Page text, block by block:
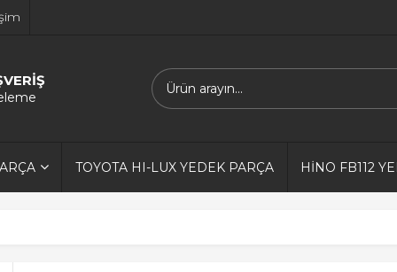
TOYOTA HI-LUX YEDEK PARÇA HİNO FB112